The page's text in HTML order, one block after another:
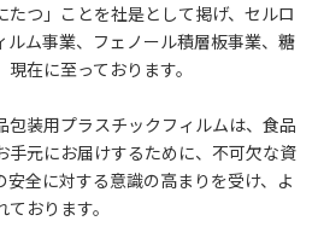
つ」ことを社是として掲げ、セルロ
ルム事業、フェノール積層板事業、糖
在に至っております。
装用プラスチックフィルムは、食品
手元にお届けするために、不可欠な資
全に対する意識の高まりを受け、よ
おります。